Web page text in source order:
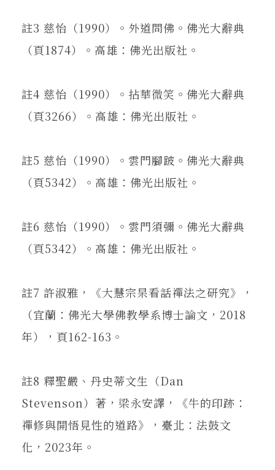
註3 慈怡（1990）。外道問佛。佛光大辭典
（頁1874）。高雄：佛光出版社。
註4 慈怡（1990）。拈華微笑。佛光大辭典
（頁3266）。高雄：佛光出版社。
註5 慈怡（1990）。雲門腳跛。佛光大辭典
（頁5342）。高雄：佛光出版社。
註6 慈怡（1990）。雲門須彌。佛光大辭典
（頁5342）。高雄：佛光出版社。
註7 許淑雅，《大慧宗杲看話禪法之研究》，
（宜蘭：佛光大學佛教學系博士論文，2018
年），頁162-163。
註8 釋聖嚴、丹史蒂文生（Dan
Stevenson）著，梁永安譯，《牛的印跡：
禪修與開悟見性的道路》，臺北：法鼓文
化，2023年。